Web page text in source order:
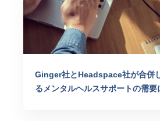
Ginger社とHeadspace社が合併
るメンタルヘルスサポートの需要